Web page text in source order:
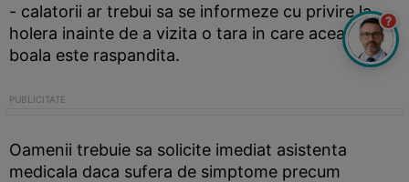
- calatorii ar trebui sa se informeze cu privire la
holera inainte de a vizita o tara in care aceasta
boala este raspandita.
Oamenii trebuie sa solicite imediat asistenta
medicala daca sufera de simptome precum
?